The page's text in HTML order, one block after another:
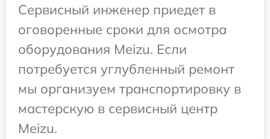
Сервисный инженер приедет в
оговоренные сроки для осмотра
оборудования Meizu. Если
потребуется углубленный ремонт
мы организуем транспортировку в
мастерскую в сервисный центр
Meizu.